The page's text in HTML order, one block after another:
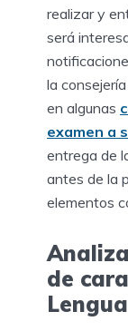
realizar y
será
la
en algunas
examen a
entrega de
antes de la
elementos
de